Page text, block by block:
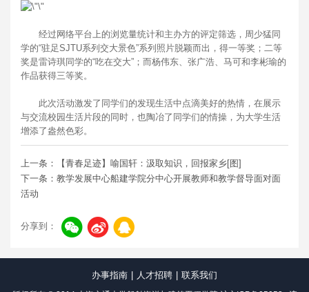
经过网络平台上的浏览量统计和主办方的评定筛选，周少猛同
学的“驻足SJTU系列交大景色”系列照片脱颖而出，得一等奖；二等
奖是雷诗琪同学的“吃在交大”；而杨伟东、张广浩、马可和李彬瑜的
作品获得三等奖。
此次活动激发了同学们的发现生活中点滴美好的热情，在展示
与交流校园生活片段的同时，也陶冶了同学们的情操，为大学生活
增添了盎然色彩。
上一条：【青春足迹】喻国轩：汲取知识，回报家乡[图]
下一条：教学发展中心船建学院分中心开展教师和教学督导面对面
活动
分享到：
办事指南 人才招聘 联系我们